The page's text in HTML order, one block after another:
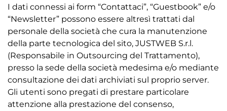
I dati connessi ai form “Contattaci”, “Guestbook” e/o
“Newsletter” possono essere altresì trattati dal
personale della società che cura la manutenzione
della parte tecnologica del sito, JUSTWEB S.r.l.
(Responsabile in Outsourcing del Trattamento),
presso la sede della società medesima e/o mediante
consultazione dei dati archiviati sul proprio server.
Gli utenti sono pregati di prestare particolare
attenzione alla prestazione del consenso,